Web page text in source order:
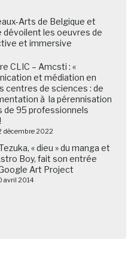
Arts de Belgique et
dévoilent les oeuvres de
et immersive
CLIC – Amcsti : «
et médiation en
centres de sciences : de
à la pérennisation
de 95 professionnels
décembre 2022
« dieu » du manga et
Boy, fait son entrée
Art Project
avril 2014